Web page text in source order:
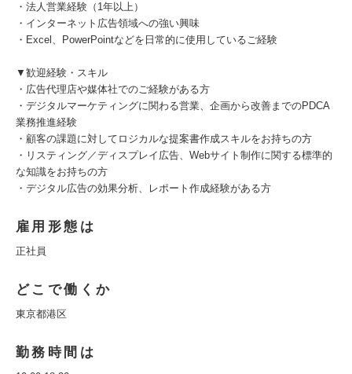
・法人営業経験（1年以上）
・インターネット広告領域への強い興味
・Excel、PowerPointなどを日常的に使用しているご経験
▼歓迎経験・スキル
・広告代理店や媒体社でのご経験がある方
・デジタルマーケティングに関わる営業、企画から改善までのPDCA
業務推進経験
・顧客の課題に対してロジカルな提案書作成スキルをお持ちの方
・リスティング／ディスプレイ広告、Webサイト制作に関する標準的
な知識をお持ちの方
・デジタル広告の効果分析、レポート作成経験がある方
雇用形態は
正社員
どこで働くか
東京都港区
勤務時間は